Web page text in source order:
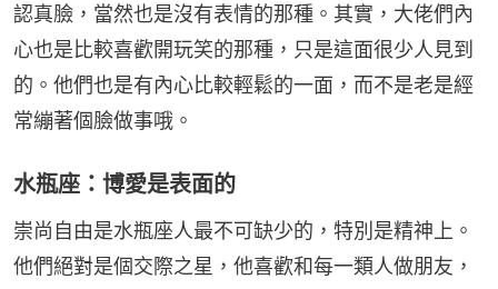
認真臉，當然也是沒有表情的那種。其實，大佬們內
心也是比較喜歡開玩笑的那種，只是這面很少人見到
的。他們也是有內心比較輕鬆的一面，而不是老是經
常繃著個臉做事哦。
水瓶座：博愛是表面的
崇尚自由是水瓶座人最不可缺少的，特別是精神上。
他們絕對是個交際之星，他喜歡和每一類人做朋友，